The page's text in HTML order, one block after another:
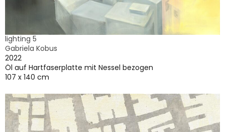
lighting 5
Gabriela Kobus
2022
Öl auf Hartfaserplatte mit Nessel bezogen
107 x 140 cm